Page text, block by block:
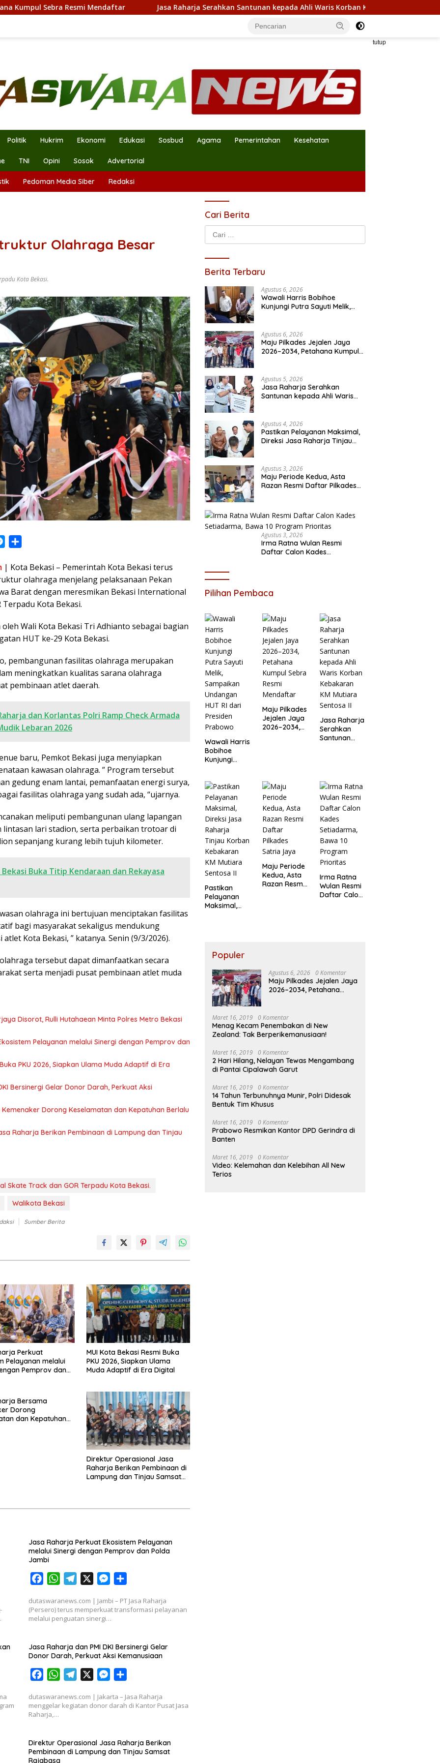
Resmi Mendaftar Jasa Raharja Serahkan Santunan kepada Ahli Waris Korban Kebakaran KM Mutiara Sentosa II
tutup
Politik Hukrim Ekonomi Edukasi Sosbud Agama Pemerintahan Kesehatan
TNI Opini Sosok Advertorial
Pedoman Media Siber Redaksi
Olahraga Besar
Kota Bekasi.
M
s
s
e
n
e
r
a
r
e
| Kota Bekasi – Pemerintah Kota Bekasi terus
olahraga menjelang pelaksanaan Pekan
Barat dengan meresmikan Bekasi International
Terpadu Kota Bekasi.
Wali Kota Bekasi Tri Adhianto sebagai bagian
HUT ke-29 Kota Bekasi.
pembangunan fasilitas olahraga merupakan
meningkatkan kualitas sarana olahraga
pembinaan atlet daerah.
dan Korlantas Polri Ramp Check Armada
Lebaran 2026
baru, Pemkot Bekasi juga menyiapkan
kawasan olahraga. ” Program tersebut
gedung enam lantai, pemanfaatan energi surya,
fasilitas olahraga yang sudah ada, “ujarnya.
meliputi pembangunan ulang lapangan
lintasan lari stadion, serta perbaikan trotoar di
sepanjang kurang lebih tujuh kilometer.
Bekasi Buka Titip Kendaraan dan Rekayasa
olahraga ini bertujuan menciptakan fasilitas
bagi masyarakat sekaligus mendukung
Kota Bekasi, ” katanya. Senin (9/3/2026).
tersebut dapat dimanfaatkan secara
serta menjadi pusat pembinaan atlet muda
Disorot, Rulli Hutahaean Minta Polres Metro Bekasi
Pelayanan melalui Sinergi dengan Pemprov dan
PKU 2026, Siapkan Ulama Muda Adaptif di Era
Bersinergi Gelar Donor Darah, Perkuat Aksi
Dorong Keselamatan dan Kepatuhan Berlalu
Raharja Berikan Pembinaan di Lampung dan Tinjau
Skate Track dan GOR Terpadu Kota Bekasi.
Walikota Bekasi
Sumber Berita
Perkuat
Pelayanan melalui
Pemprov dan
MUI Kota Bekasi Resmi Buka
PKU 2026, Siapkan Ulama
Muda Adaptif di Era Digital
Bersama
Dorong
dan Kepatuhan
Direktur Operasional Jasa
Raharja Berikan Pembinaan di
Lampung dan Tinjau Samsat
Jasa Raharja Perkuat Ekosistem Pelayanan
melalui Sinergi dengan Pemprov dan Polda
Jambi
c
e
o
o
k
W
a
t
p
p
l
e
r
a
m
M
s
n
g
e
r
a
dutaswaranews.com | Jambi – PT Jasa Raharja
(Persero) terus memperkuat transformasi pelayanan
melalui penguatan sinergi…
Jasa Raharja dan PMI DKI Bersinergi Gelar
Donor Darah, Perkuat Aksi Kemanusiaan
c
e
o
o
W
a
A
p
l
a
M
s
g
a
dutaswaranews.com | Jakarta – Jasa Raharja
menggelar kegiatan donor darah di Kantor Pusat Jasa
Raharja,…
Direktur Operasional Jasa Raharja Berikan
Pembinaan di Lampung dan Tinjau Samsat
Rajabasa
Cari Berita
Cari
untuk:
Berita Terbaru
Agustus 6, 2026
Wawali Harris Bobihoe
Kunjungi Putra Sayuti Melik,
Agustus 6, 2026
Maju Pilkades Jejalen Jaya
2026–2034, Petahana Kumpul
Agustus 5, 2026
Jasa Raharja Serahkan
Santunan kepada Ahli Waris
Agustus 4, 2026
Pastikan Pelayanan Maksimal,
Direksi Jasa Raharja Tinjau
Agustus 3, 2026
Maju Periode Kedua, Asta
Razan Resmi Daftar Pilkades
Agustus 3, 2026
Irma Ratna Wulan Resmi
Daftar Calon Kades
Pilihan Pembaca
Wawali Harris
Bobihoe
Kunjungi
Sampaikan
Undangan
HUT RI dari
Presiden
Prabowo
Maju Pilkades
Jejalen Jaya
2026–2034,
Jasa Raharja
Serahkan
Santunan
Sentosa II
Pastikan
Pelayanan
Maksimal,
Kebakaran
KM Mutiara
Sentosa II
Maju Periode
Kedua, Asta
Razan Resmi
Irma Ratna
Wulan Resmi
Daftar Calon
Populer
Agustus 6, 2026 0 Komentar
Maju Pilkades Jejalen Jaya
2026–2034, Petahana
Maret 16, 2019 0 Komentar
Menag Kecam Penembakan di New
Zealand: Tak Berperikemanusiaan!
Maret 16, 2019 0 Komentar
2 Hari Hilang, Nelayan Tewas Mengambang
di Pantai Cipalawah Garut
Maret 16, 2019 0 Komentar
14 Tahun Terbunuhnya Munir, Polri Didesak
Bentuk Tim Khusus
Maret 16, 2019 0 Komentar
Prabowo Resmikan Kantor DPD Gerindra di
Banten
Maret 16, 2019 0 Komentar
Video: Kelemahan dan Kelebihan All New
Terios